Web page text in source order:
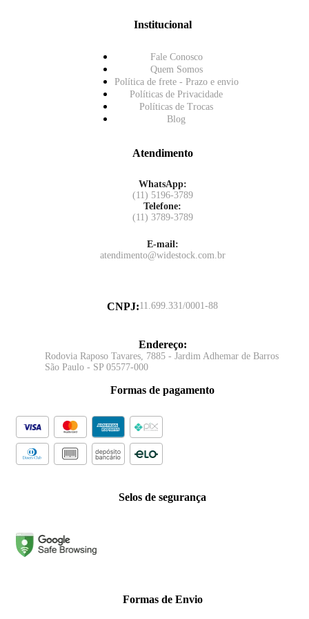
Institucional
Fale Conosco
Quem Somos
Política de frete - Prazo e envio
Políticas de Privacidade
Políticas de Trocas
Blog
Atendimento
WhatsApp:
(11) 5196-3789
Telefone:
(11) 3789-3789
E-mail:
atendimento@widestock.com.br
CNPJ:11.699.331/0001-88
Endereço:
Rodovia Raposo Tavares, 7885 - Jardim Adhemar de Barros
São Paulo - SP 05577-000
Formas de pagamento
Selos de segurança
Formas de Envio